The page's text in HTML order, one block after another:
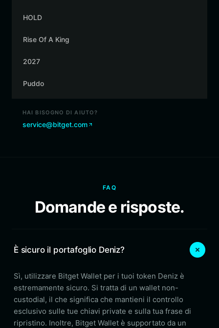
HOLD
Rise Of A King
2027
Puddo
HAI BISOGNO DI AIUTO?
service@bitget.com
FAQ
Domande e risposte.
È sicuro il portafoglio Deniz?
Sì, utilizzare Bitget Wallet per i tuoi token Deniz è
estremamente sicuro. Si tratta di un wallet non-
custodial, il che significa che mantieni il controllo
esclusivo sulle tue chiavi private e sulla tua frase di
ripristino. Inoltre, Bitget Wallet è supportato da un